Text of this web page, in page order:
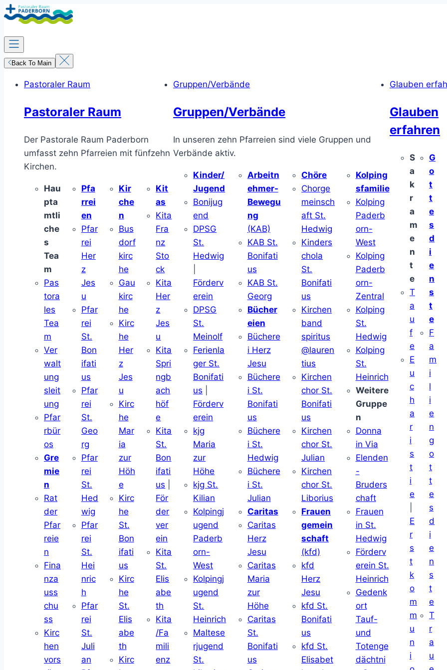
Zum
Inhalt
springen
Back To Main
Pastoraler Raum
Pastoraler Raum
Der Pastorale Raum Paderborn
umfasst zehn Pfarreien mit fünfzehn
Kirchen.
Hau
pta
mtli
che
s
Tea
m
Pas
tora
les
Tea
m
Ver
walt
ung
sleit
ung
Pfar
rbür
os
Gre
mie
n
Rat
der
Pfar
reie
n
Fina
nza
uss
chu
ss
Kirc
hen
vors
Pfa
rrei
en
Pfar
rei
Her
z
Jes
u
Pfar
rei
St.
Bon
ifati
us
Pfar
rei
St.
Geo
rg
Pfar
rei
St.
Hed
wig
Pfar
rei
St.
Hei
nric
h
Pfar
rei
St.
Juli
an
Kir
che
n
Bus
dorf
kirc
he
Gau
kirc
he
Kirc
he
Her
z
Jes
u
Kirc
he
Mar
ia
zur
Höh
e
Kirc
he
St.
Bon
ifati
us
Kirc
he
St.
Elis
abe
th
Kirc
Kit
as
Kita
Fra
nz
Sto
ck
Kita
Her
z
Jes
u
Kita
Spri
ngb
ach
höf
e
Kita
St.
Bon
ifati
us
För
der
ver
ein
Kita
St.
Elis
abe
th
Kita
/Fa
mili
enz
Gruppen/Verbände
Gruppen/Verbände
In unseren zehn Pfarreien sind viele Gruppen und
Verbände aktiv.
Kinder/
Jugend
Bonijug
end
DPSG
St.
Hedwig
Förderv
erein
DPSG
St.
Meinolf
Ferienla
ger St.
Bonifati
us
Förderv
erein
kjg
Maria
zur
Höhe
kjg St.
Kilian
Kolpingj
ugend
Paderb
orn-
West
Kolpingj
ugend
St.
Heinrich
Maltese
rjugend
St.
Arbeitn
ehmer-
Bewegu
ng
(KAB)
KAB St.
Bonifati
us
KAB St.
Georg
Bücher
eien
Büchere
i Herz
Jesu
Büchere
i St.
Bonifati
us
Büchere
i St.
Hedwig
Büchere
i St.
Julian
Caritas
Caritas
Herz
Jesu
Caritas
Maria
zur
Höhe
Caritas
St.
Bonifati
us
Chöre
Chorge
meinsch
aft St.
Hedwig
Kinders
chola
St.
Bonifati
us
Kirchen
band
spiritus
@lauren
tius
Kirchen
chor St.
Bonifati
us
Kirchen
chor St.
Julian
Kirchen
chor St.
Liborius
Frauen
gemein
schaft
(kfd)
kfd
Herz
Jesu
kfd St.
Bonifati
us
kfd St.
Elisabet
Kolping
sfamilie
Kolping
Paderb
orn-
West
Kolping
Paderb
orn-
Zentral
Kolping
St.
Hedwig
Kolping
St.
Heinrich
Weitere
Gruppe
n
Donna
in Via
Elenden
-
Bruders
chaft
Frauen
in St.
Hedwig
Förderv
erein St.
Heinrich
Gedenk
ort
Tauf-
und
Totenge
dächtni
Glauben
Glauben
erfahren
S
a
k
r
a
m
e
n
t
e
T
a
u
f
e
E
u
c
h
a
r
i
s
t
i
e
E
r
s
t
k
o
m
m
u
n
i
G
o
t
t
e
s
d
i
e
n
s
t
e
F
a
m
i
l
i
e
n
g
o
t
t
e
s
d
i
e
n
s
t
e
T
r
a
u